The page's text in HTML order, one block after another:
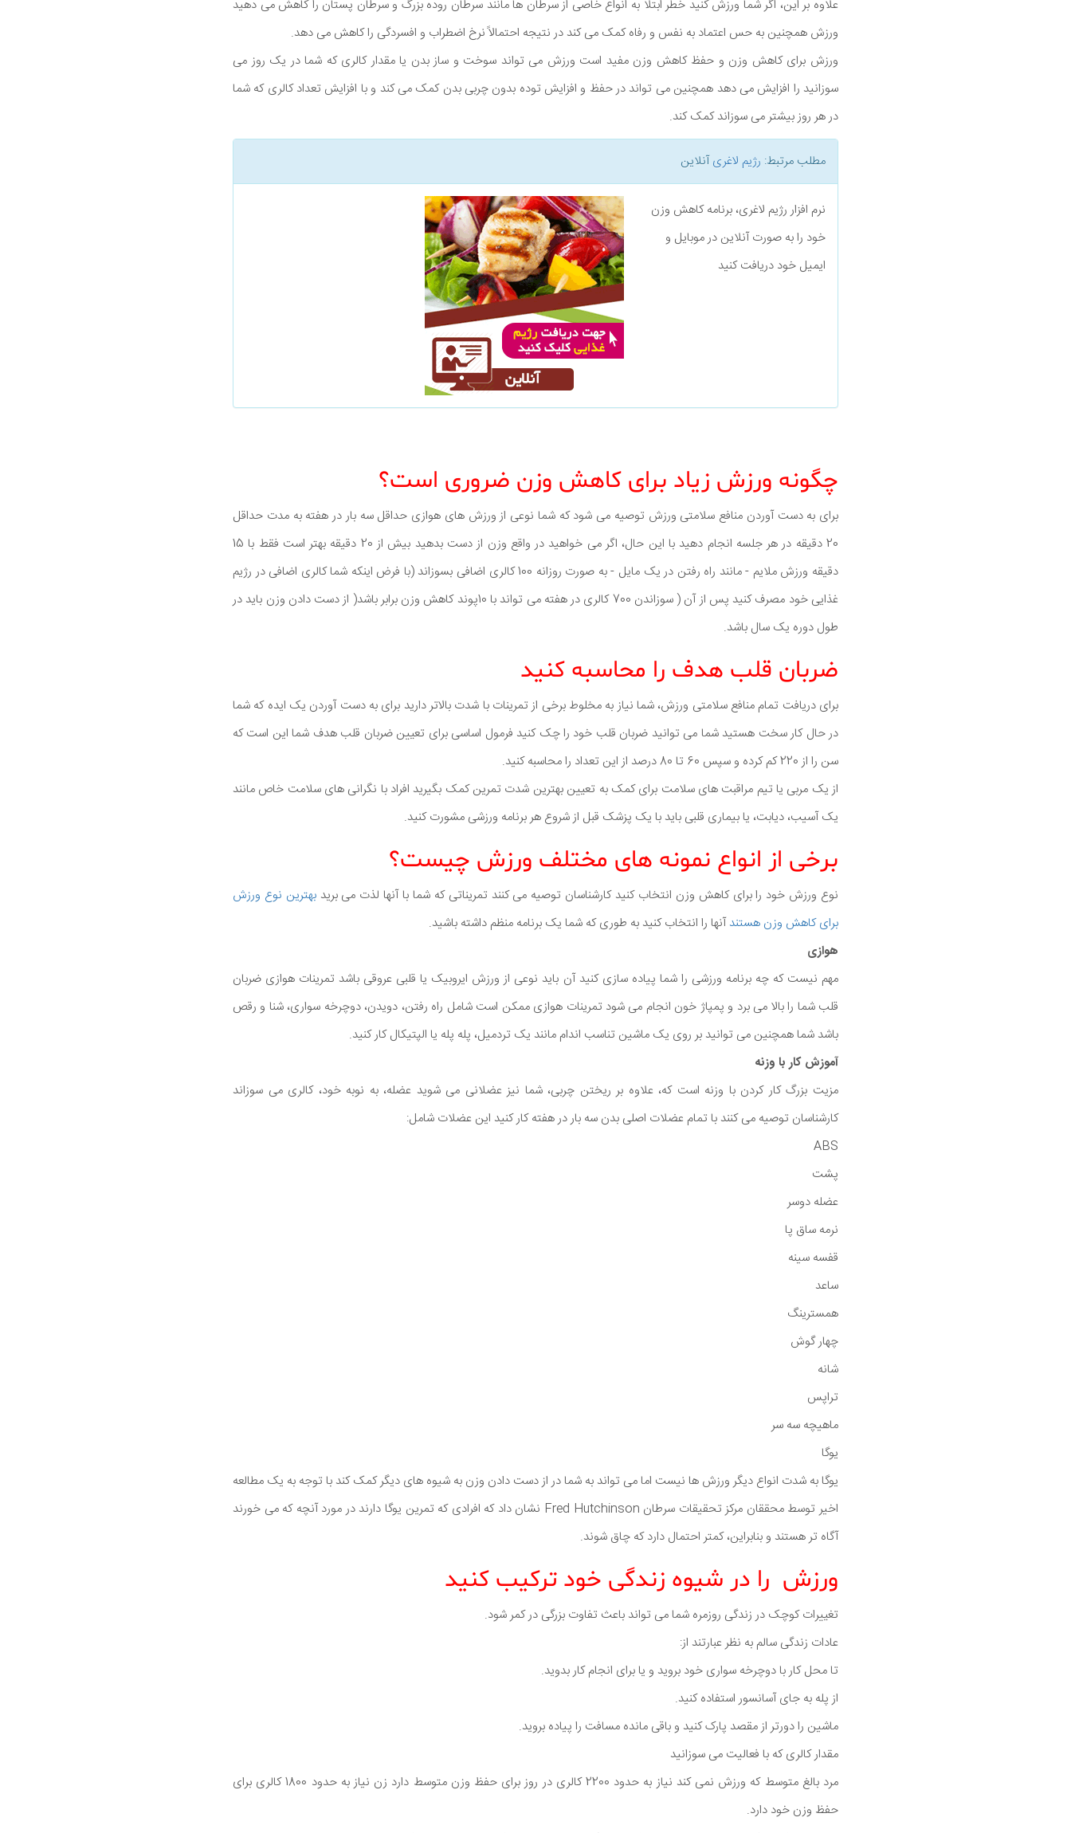
علاوه بر این، اگر شما ورزش کنید خطر ابتلا به انواع خاصی از سرطان ها مانند سرطان روده بزرگ و سرطان پستان را کاهش می دهید
ورزش همچنین به حس اعتماد به نفس و رفاه کمک می کند در نتیجه احتمالاً نرخ اضطراب و افسردگی را کاهش می دهد.
ورزش برای کاهش وزن و حفظ کاهش وزن مفید است ورزش می تواند سوخت و ساز بدن یا مقدار کالری که شما در یک روز می
سوزانید را افزایش می دهد همچنین می تواند در حفظ و افزایش توده بدون چربی بدن کمک می کند و با افزایش تعداد کالری که شما
در هر روز بیشتر می سوزاند کمک کند.
مطلب مرتبط: رژیم لاغریآنلاین
نرم افزار رژیم لاغری، برنامه کاهش وزن
خود را به صورت آنلاین در موبایل و
ایمیل خود دریافت کنید
چگونه ورزش زیاد برای کاهش وزن ضروری است؟
برای به دست آوردن منافع سلامتی ورزش توصیه می شود که شما نوعی از ورزش های هوازی حداقل سه بار در هفته به مدت حداقل
20 دقیقه در هر جلسه انجام دهید با این حال، اگر می خواهید در واقع وزن از دست بدهید بیش از 20 دقیقه بهتر است فقط با 15
دقیقه ورزش ملایم - مانند راه رفتن در یک مایل - به صورت روزانه 100 کالری اضافی بسوزاند (با فرض اینکه شما کالری اضافی در رژیم
غذایی خود مصرف کنید پس از آن ( سوزاندن 700 کالری در هفته می تواند با 10پوند کاهش وزن برابر باشد( از دست دادن وزن باید در
طول دوره یک سال باشد.
ضربان قلب هدف را محاسبه کنید
برای دریافت تمام منافع سلامتی ورزش، شما نیاز به مخلوط برخی از تمرینات با شدت بالاتر دارید برای به دست آوردن یک ایده که شما
در حال کار سخت هستید شما می توانید ضربان قلب خود را چک کنید فرمول اساسی برای تعیین ضربان قلب هدف شما این است که
سن را از 220 کم کرده و سپس 60 تا 80 درصد از این تعداد را محاسبه کنید.
از یک مربی یا تیم مراقبت های سلامت برای کمک به تعیین بهترین شدت تمرین کمک بگیرید افراد با نگرانی های سلامت خاص مانند
یک آسیب، دیابت، یا بیماری قلبی باید با یک پزشک قبل از شروع هر برنامه ورزشی مشورت کنید.
برخی از انواع نمونه های مختلف ورزش چیست؟
نوع ورزش خود را برای کاهش وزن انتخاب کنید کارشناسان توصیه می کنند تمریناتی که شما با آنها لذت می بریدبهترین نوع ورزش
برای کاهش وزن هستندآنها را انتخاب کنید به طوری که شما یک برنامه منظم داشته باشید.
هوازی
مهم نیست که چه برنامه ورزشی را شما پیاده سازی کنید آن باید نوعی از ورزش ایروبیک یا قلبی عروقی باشد تمرینات هوازی ضربان
قلب شما را بالا می برد و پمپاژ خون انجام می شود تمرینات هوازی ممکن است شامل راه رفتن، دویدن، دوچرخه سواری، شنا و رقص
باشد شما همچنین می توانید بر روی یک ماشین تناسب اندام مانند یک تردمیل، پله پله یا الپتیکال کار کنید.
آموزش کار با وزنه
مزیت بزرگ کار کردن با وزنه است که، علاوه بر ریختن چربی، شما نیز عضلانی می شوید عضله، به نوبه خود، کالری می سوزاند
کارشناسان توصیه می کنند با تمام عضلات اصلی بدن سه بار در هفته کار کنید این عضلات شامل:
ABS
پشت
عضله دوسر
نرمه ساق پا
قفسه سینه
ساعد
همسترینگ
چهار گوش
شانه
تراپس
ماهیچه سه سر
یوگا
یوگا به شدت انواع دیگر ورزش ها نیست اما می تواند به شما در از دست دادن وزن به شیوه های دیگر کمک کند با توجه به یک مطالعه
اخیر توسط محققان مرکز تحقیقات سرطان Fred Hutchinson نشان داد که افرادی که تمرین یوگا دارند در مورد آنچه که می خورند
آگاه تر هستند و بنابراین، کمتر احتمال دارد که چاق شوند.
ورزش را در شیوه زندگی خود ترکیب کنید
تغییرات کوچک در زندگی روزمره شما می تواند باعث تفاوت بزرگی در کمر شود.
عادات زندگی سالم به نظر عبارتند از:
تا محل کار با دوچرخه سواری خود بروید و یا برای انجام کار بدوید.
از پله به جای آسانسور استفاده کنید.
ماشین را دورتر از مقصد پارک کنید و باقی مانده مسافت را پیاده بروید.
مقدار کالری که با فعالیت می سوزانید
مرد بالغ متوسط که ورزش نمی کند نیاز به حدود 2200 کالری در روز برای حفظ وزن متوسط دارد زن نیاز به حدود 1800 کالری برای
حفظ وزن خود دارد.